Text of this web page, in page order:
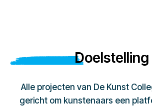
Doelstelling
Alle projecten van De Kunst
gericht om kunstenaars een